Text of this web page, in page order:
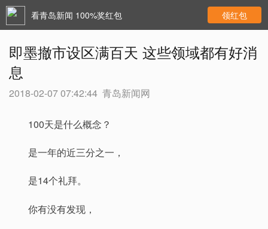
看青岛新闻 100%奖红包 领红包
即墨撤市设区满百天 这些领域都有好消
息
2018-02-07 07:42:44 青岛新闻网
100天是什么概念？
是一年的近三分之一，
是14个礼拜。
你有没有发现，